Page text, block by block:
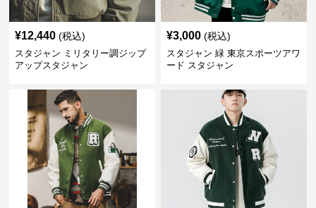
¥12,440 (税込)
スタジャン ミリタリー調ジップ
アップスタジャン
¥3,000 (税込)
スタジャン 緑 東京スポーツアワ
ード スタジャン